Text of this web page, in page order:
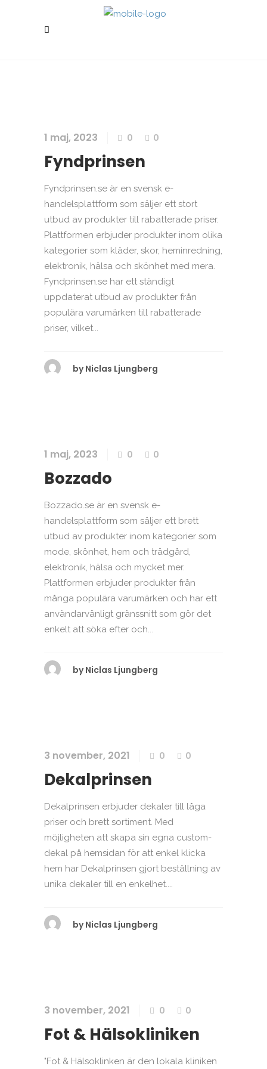
1 maj, 2023 0 0
Fyndprinsen
Fyndprinsen.se är en svensk e-
handelsplattform som säljer ett stort
utbud av produkter till rabatterade priser.
Plattformen erbjuder produkter inom olika
kategorier som kläder, skor, heminredning,
elektronik, hälsa och skönhet med mera.
Fyndprinsen.se har ett ständigt
uppdaterat utbud av produkter från
populära varumärken till rabatterade
priser, vilket...
by Niclas Ljungberg
1 maj, 2023 0 0
Bozzado
Bozzado.se är en svensk e-
handelsplattform som säljer ett brett
utbud av produkter inom kategorier som
mode, skönhet, hem och trädgård,
elektronik, hälsa och mycket mer.
Plattformen erbjuder produkter från
många populära varumärken och har ett
användarvänligt gränssnitt som gör det
enkelt att söka efter och...
by Niclas Ljungberg
3 november, 2021 0 0
Dekalprinsen
Dekalprinsen erbjuder dekaler till låga
priser och brett sortiment. Med
möjligheten att skapa sin egna custom-
dekal på hemsidan för att enkel klicka
hem har Dekalprinsen gjort beställning av
unika dekaler till en enkelhet....
by Niclas Ljungberg
3 november, 2021 0 0
Fot & Hälsokliniken
"Fot & Hälsoklinken är den lokala kliniken